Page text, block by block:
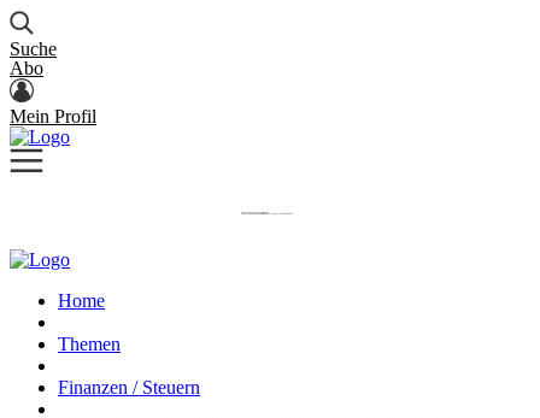
Suche
Abo
Mein Profil
Home
Themen
Finanzen / Steuern